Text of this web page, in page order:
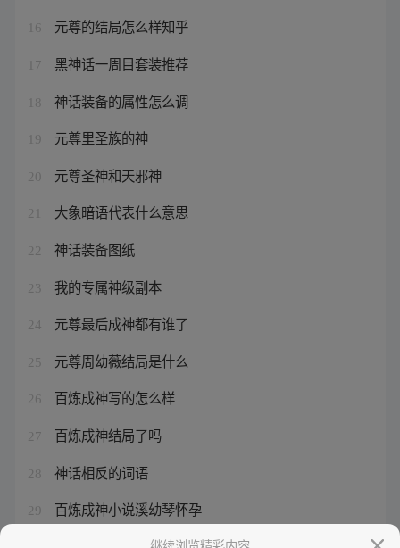
16 元尊的结局怎么样知乎
17 黑神话一周目套装推荐
18 神话装备的属性怎么调
19 元尊里圣族的神
20 元尊圣神和天邪神
21 大象暗语代表什么意思
22 神话装备图纸
23 我的专属神级副本
24 元尊最后成神都有谁了
25 元尊周幼薇结局是什么
26 百炼成神写的怎么样
27 百炼成神结局了吗
28 神话相反的词语
29 百炼成神小说溪幼琴怀孕